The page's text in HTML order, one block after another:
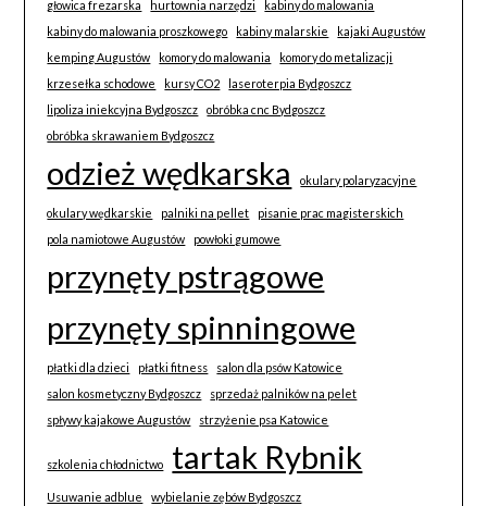
głowica frezarska
hurtownia narzędzi
kabiny do malowania
kabiny do malowania proszkowego
kabiny malarskie
kajaki Augustów
kemping Augustów
komory do malowania
komory do metalizacji
krzesełka schodowe
kursy CO2
laseroterpia Bydgoszcz
lipoliza iniekcyjna Bydgoszcz
obróbka cnc Bydgoszcz
obróbka skrawaniem Bydgoszcz
odzież wędkarska okulary polaryzacyjne
okulary wędkarskie palniki na pellet
pisanie prac magisterskich
pola namiotowe Augustów
powłoki gumowe
przynęty pstrągowe
przynęty spinningowe
płatki dla dzieci płatki fitness
salon dla psów Katowice
salon kosmetyczny Bydgoszcz
sprzedaż palników na pelet
spływy kajakowe Augustów
strzyżenie psa Katowice
szkolenia chłodnictwo tartak Rybnik
Usuwanie adblue wybielanie zębów Bydgoszcz